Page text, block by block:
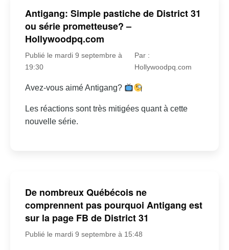
Antigang: Simple pastiche de District 31
ou série prometteuse? –
Hollywoodpq.com
Publié le mardi 9 septembre à
19:30
Par :
Hollywoodpq.com
Avez-vous aimé Antigang?
Les réactions sont très mitigées quant à cette
nouvelle série.
De nombreux Québécois ne
comprennent pas pourquoi Antigang est
sur la page FB de District 31
Publié le mardi 9 septembre à 15:48